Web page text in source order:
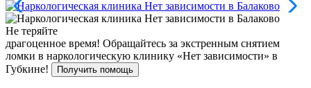
Не теряйте
драгоценное время! Обращайтесь за экстренным снятием
ломки в наркологическую клинику «Нет зависимости» в
Губкине!
Получить помощь